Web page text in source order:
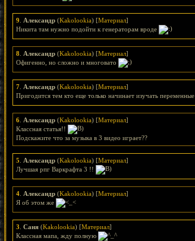
9 Александр (Kakolookia) [Материал]
Никита там нужно подойти к генераторам вроде
8 Александр (Kakolookia) [Материал]
Офигенно, но сложно и многовато
7 Александр (Kakolookia) [Материал]
Пригодится тем кто еще только начинает изучать переменные
6 Александр (Kakolookia) [Материал]
Классная статья!!
Подскажите что за музыка в 3 видео играет??
5 Александр (Kakolookia) [Материал]
Лучшая рпг Варкрафта 3 !!
4 Александр (Kakolookia) [Материал]
Я об этом же
3 Саня (Kakolookia) [Материал]
Классная мапа, жду полную